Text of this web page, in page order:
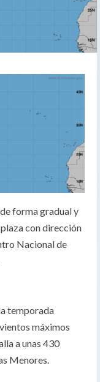
forma gradual y
con dirección
Nacional de
temporada
máximos
a unas 430
Menores.